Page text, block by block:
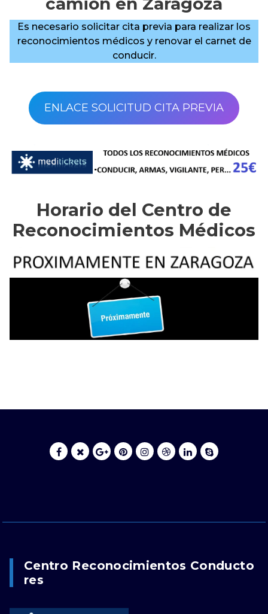
Es necesario solicitar cita previa para realizar los
reconocimientos médicos y renovar el carnet de
conducir.
ENLACE SOLICITUD CITA PREVIA
Horario del Centro de
Reconocimientos Médicos
Centro Reconocimientos Conducto
Res